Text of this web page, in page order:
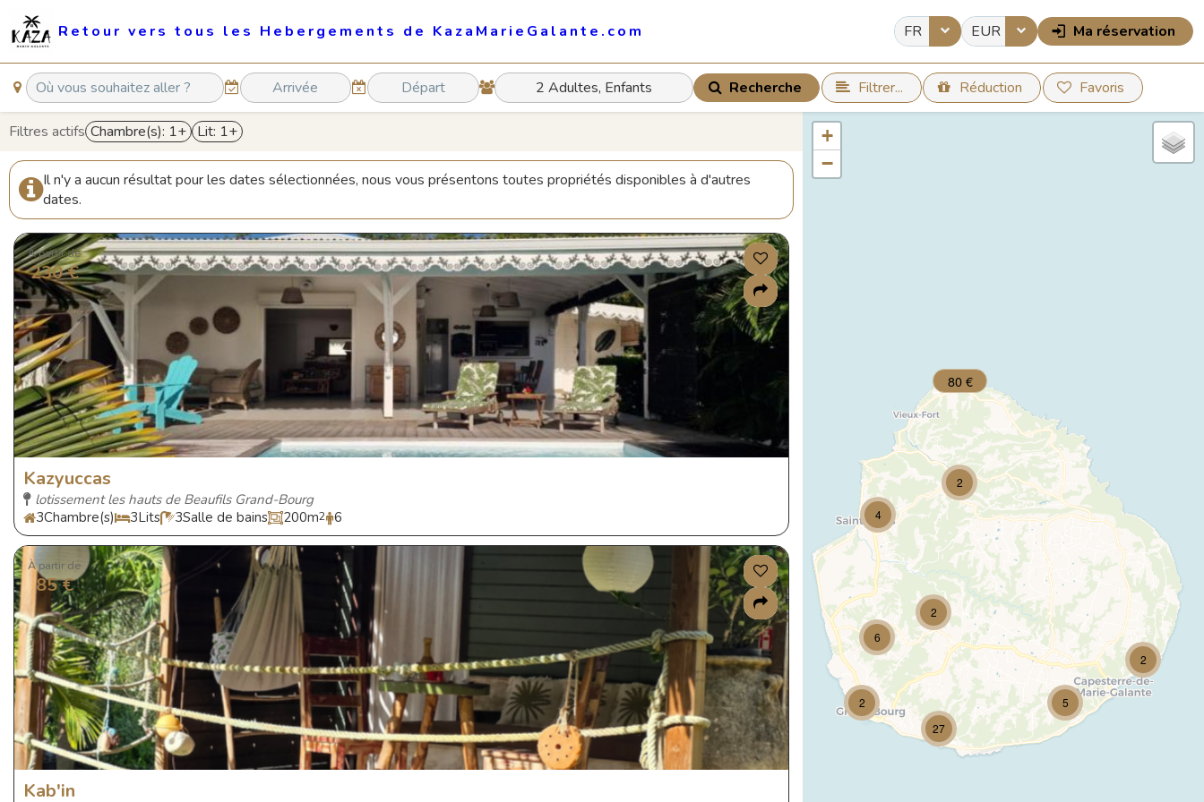
Retour vers tous les Hebergements de KazaMarieGalante.com FR EUR Ma réservation
Recherche Filtrer... Réduction Favoris
Filtres actifs Chambre(s): 1+ Lit: 1+
Il n'y a aucun résultat pour les dates sélectionnées, nous vous présentons toutes propriétés disponibles à d'autres
dates.
À partir de
230 €
Kazyuccas
lotissement les hauts de Beaufils Grand-Bourg
3Chambre(s) 3Lits 3Salle de bains 200m2 6
À partir de
85 €
Kab'in
2
2
6
4
2
2
5
27
80 €
+
−